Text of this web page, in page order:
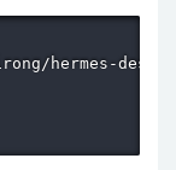
hermes-